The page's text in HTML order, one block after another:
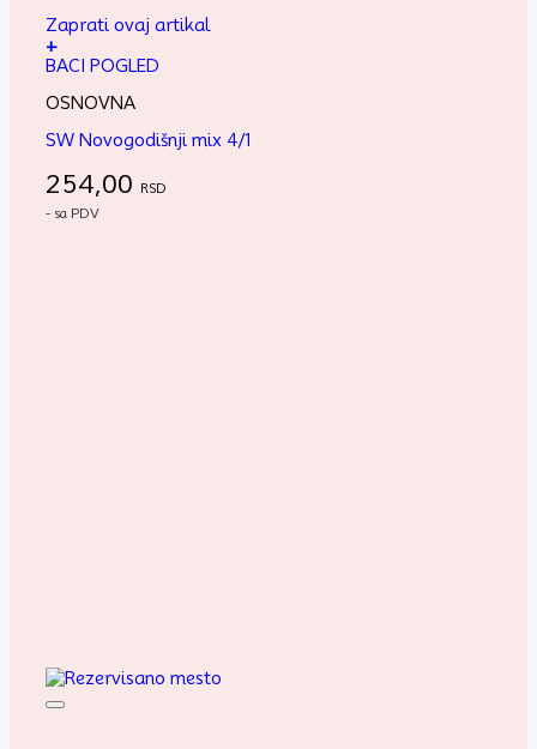
Zaprati ovaj artikal
+
BACI POGLED
OSNOVNA
SW Novogodišnji mix 4/1
254,00 RSD
- sa PDV